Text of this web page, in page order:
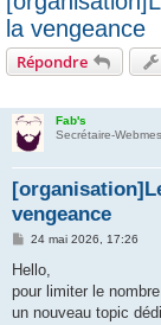
la vengeance
Répondre
Fab's
Secrétaire-
vengeance
M
s
a
g
24 mai 2026, 17:26
Hello,
pour limiter le
un nouveau topic